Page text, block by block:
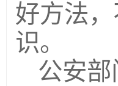
好方法
识。
公安